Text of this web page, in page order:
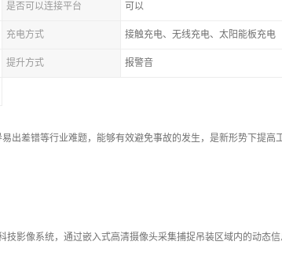
是否可以连接平台 可以
充电方式 接触充电、无线充电、太阳能板充电
提升方式 报警音
出差错等行业难题，能够有效避免事故的发生，是新形势下提高
影像系统，通过嵌入式高清摄像头采集捕捉吊装区域内的动态